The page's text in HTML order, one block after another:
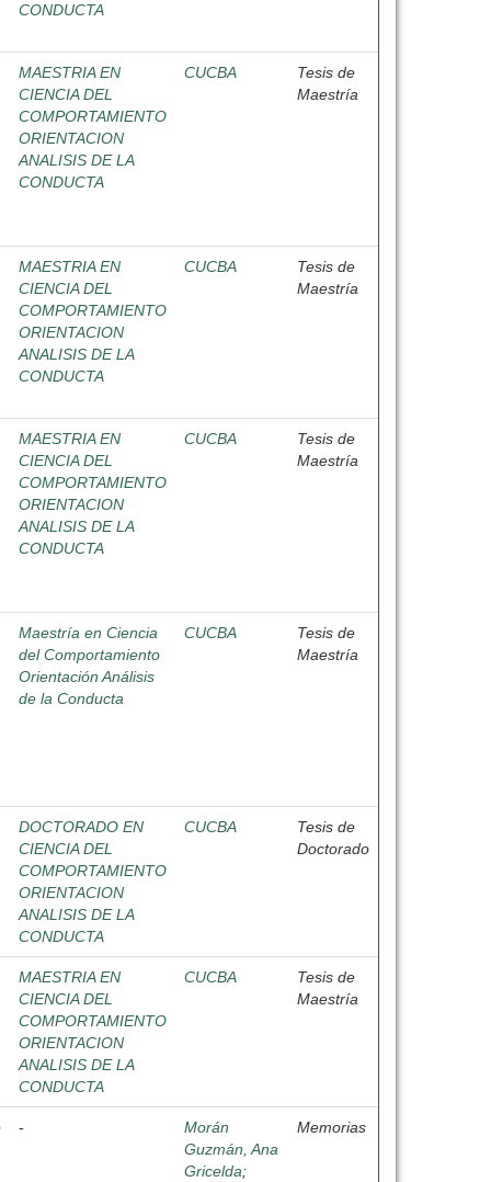
CONDUCTA
MAESTRIA EN
CIENCIA DEL
COMPORTAMIENTO
ORIENTACION
ANALISIS DE LA
CONDUCTA
CUCBA
Tesis de
Maestría
MAESTRIA EN
CIENCIA DEL
COMPORTAMIENTO
ORIENTACION
ANALISIS DE LA
CONDUCTA
CUCBA
Tesis de
Maestría
MAESTRIA EN
CIENCIA DEL
COMPORTAMIENTO
ORIENTACION
ANALISIS DE LA
CONDUCTA
CUCBA
Tesis de
Maestría
Maestría en Ciencia
del Comportamiento
Orientación Análisis
de la Conducta
CUCBA
Tesis de
Maestría
DOCTORADO EN
CIENCIA DEL
COMPORTAMIENTO
ORIENTACION
ANALISIS DE LA
CONDUCTA
CUCBA
Tesis de
Doctorado
MAESTRIA EN
CIENCIA DEL
COMPORTAMIENTO
ORIENTACION
ANALISIS DE LA
CONDUCTA
CUCBA
Tesis de
Maestría
-
Morán
Guzmán, Ana
Gricelda;
Memorias